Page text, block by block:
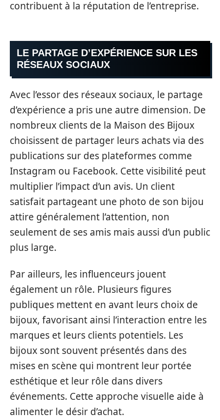
contribuent à la réputation de l’entreprise.
LE PARTAGE D’EXPÉRIENCE SUR LES
RÉSEAUX SOCIAUX
Avec l’essor des réseaux sociaux, le partage
d’expérience a pris une autre dimension. De
nombreux clients de la Maison des Bijoux
choisissent de partager leurs achats via des
publications sur des plateformes comme
Instagram ou Facebook. Cette visibilité peut
multiplier l’impact d’un avis. Un client
satisfait partageant une photo de son bijou
attire généralement l’attention, non
seulement de ses amis mais aussi d’un public
plus large.
Par ailleurs, les influenceurs jouent
également un rôle. Plusieurs figures
publiques mettent en avant leurs choix de
bijoux, favorisant ainsi l’interaction entre les
marques et leurs clients potentiels. Les
bijoux sont souvent présentés dans des
mises en scène qui montrent leur portée
esthétique et leur rôle dans divers
événements. Cette approche visuelle aide à
alimenter le désir d’achat.